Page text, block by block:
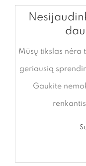
Mūsų tikslas nėra
geriausią
Gaukite
renkantis